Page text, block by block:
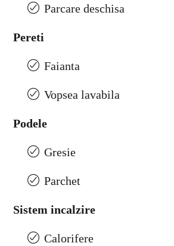
Parcare deschisa
Pereti
Faianta
Vopsea lavabila
Podele
Gresie
Parchet
Sistem incalzire
Calorifere